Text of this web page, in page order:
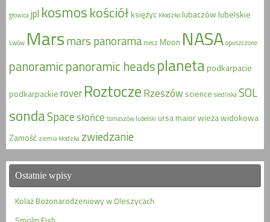
głowicajpl kosmoskościółksiężyc Kłodzkolubaczówlubelskie
Lwów Marsmars panorama mecz Moon NASAopuszczone
panoramicpanoramic headsplanetapodkarpacie
podkarpackierover Roztocze Rzeszów science siedliskaSOL
sondaSpacesłońce tomaszów lubelski ursa maiorwieża widokowa
Zamość ziemia kłodzka zwiedzanie
Ostatnie wpisy
Kolaż Bożonarodzeniowy w Oleszycach